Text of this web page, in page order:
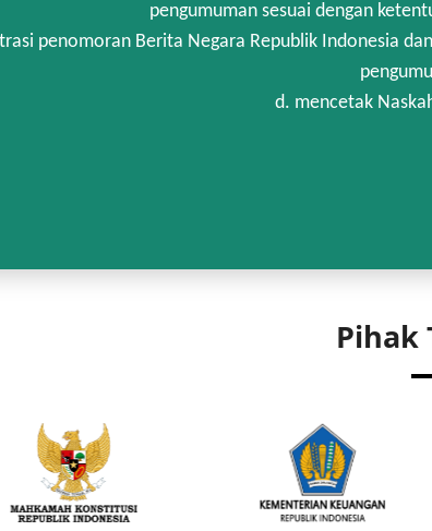
pengumuman sesuai dengan
penomoran Berita Negara Republik Indonesia
d. mencetak
Pihak